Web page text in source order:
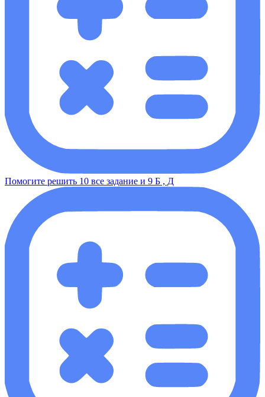
Помогите решить 10 все задание и 9 Б , Д